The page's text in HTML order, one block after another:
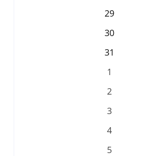
29
30
31
1
2
3
4
5